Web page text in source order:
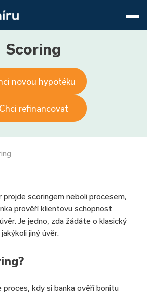
Scoring
novou hypotéku
Chci refinancovat
projde scoringem neboli procesem,
prověří klientovu schopnost
Je jedno, zda žádáte o klasický
jiný úvěr.
proces, kdy si banka ověří bonitu